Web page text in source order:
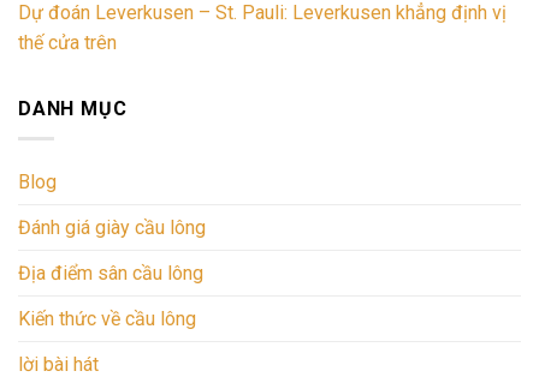
Dự đoán Leverkusen – St. Pauli: Leverkusen khẳng định vị
thế cửa trên
DANH MỤC
Blog
Đánh giá giày cầu lông
Địa điểm sân cầu lông
Kiến thức về cầu lông
lời bài hát